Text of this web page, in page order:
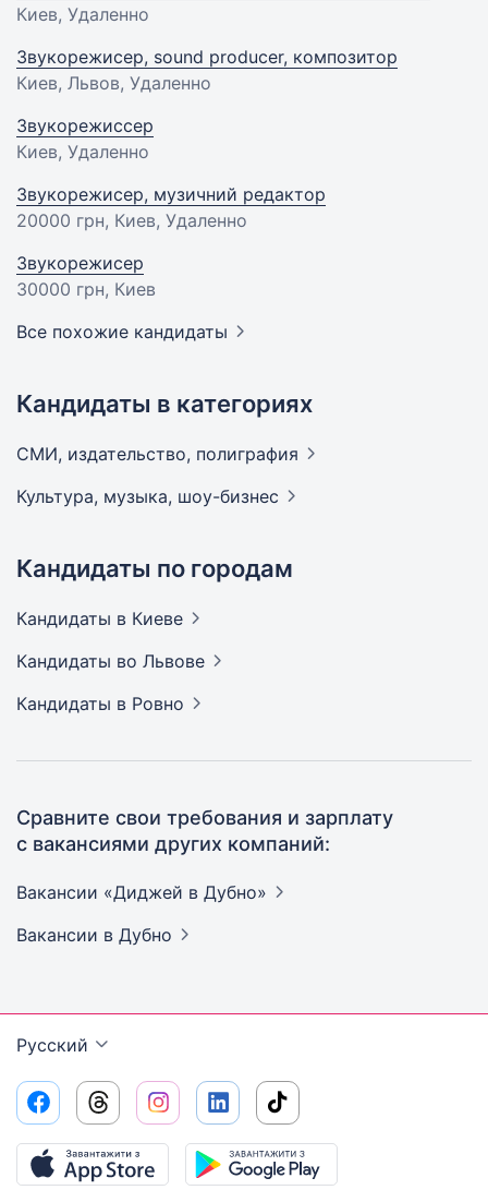
Киев, Удаленно
Звукорежисер, sound producer, композитор
Киев, Львов, Удаленно
Звукорежиссер
Киев, Удаленно
Звукорежисер, музичний редактор
20000 грн, Киев, Удаленно
Звукорежисер
30000 грн, Киев
Все похожие кандидаты
Кандидаты в категориях
СМИ, издательство, полиграфия
Культура, музыка, шоу-бизнес
Кандидаты по городам
Кандидаты в Киеве
Кандидаты во Львове
Кандидаты в Ровно
Сравните свои требования и зарплату
с вакансиями других компаний:
Вакансии «Диджей в Дубно»
Вакансии в Дубно
Русский